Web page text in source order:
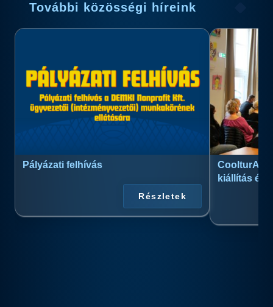
További közösségi híreink
Pályázati felhívás
Részletek
kiállítás és